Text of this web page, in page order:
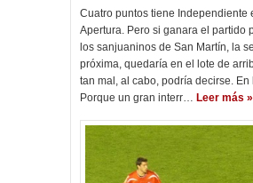
Cuatro puntos tiene Independiente
Apertura. Pero si ganara el partido
los sanjuaninos de San Martín, la
próxima, quedaría en el lote de
tan mal, al cabo, podría decirse. En
Porque un gran interr… Leer más »